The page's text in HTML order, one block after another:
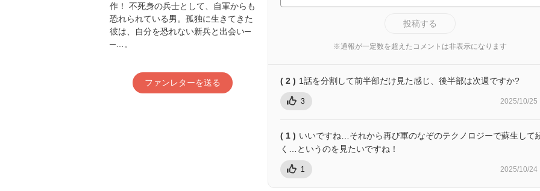
作！ 不死身の兵士として、自軍からも
恐れられている男。孤独に生きてきた
彼は、自分を恐れない新兵と出会い─
─…。
ファンレターを送る
投稿する
※通報が一定数を超えたコメントは非表示になります
( 2 ) 1話を分割して前半部だけ見た感じ、後半部は次週ですか?
3 2025/10/25
( 1 ) いいですね…それから再び軍のなぞのテクノロジーで蘇生して
く…というのを見たいですね！
1 2025/10/24